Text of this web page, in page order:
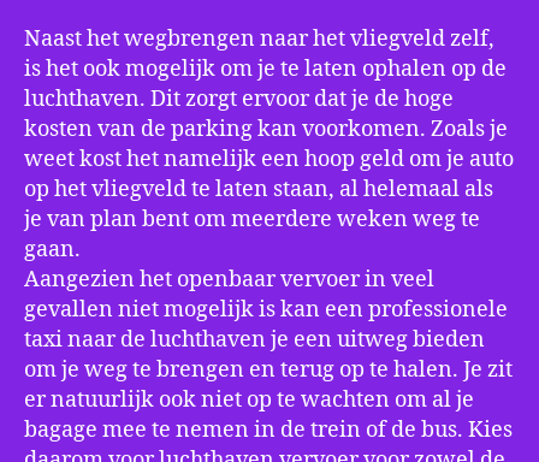
Naast het wegbrengen naar het vliegveld zelf,
is het ook mogelijk om je te laten ophalen op de
luchthaven. Dit zorgt ervoor dat je de hoge
kosten van de parking kan voorkomen. Zoals je
weet kost het namelijk een hoop geld om je auto
op het vliegveld te laten staan, al helemaal als
je van plan bent om meerdere weken weg te
gaan.
Aangezien het openbaar vervoer in veel
gevallen niet mogelijk is kan een professionele
taxi naar de luchthaven je een uitweg bieden
om je weg te brengen en terug op te halen. Je zit
er natuurlijk ook niet op te wachten om al je
bagage mee te nemen in de trein of de bus. Kies